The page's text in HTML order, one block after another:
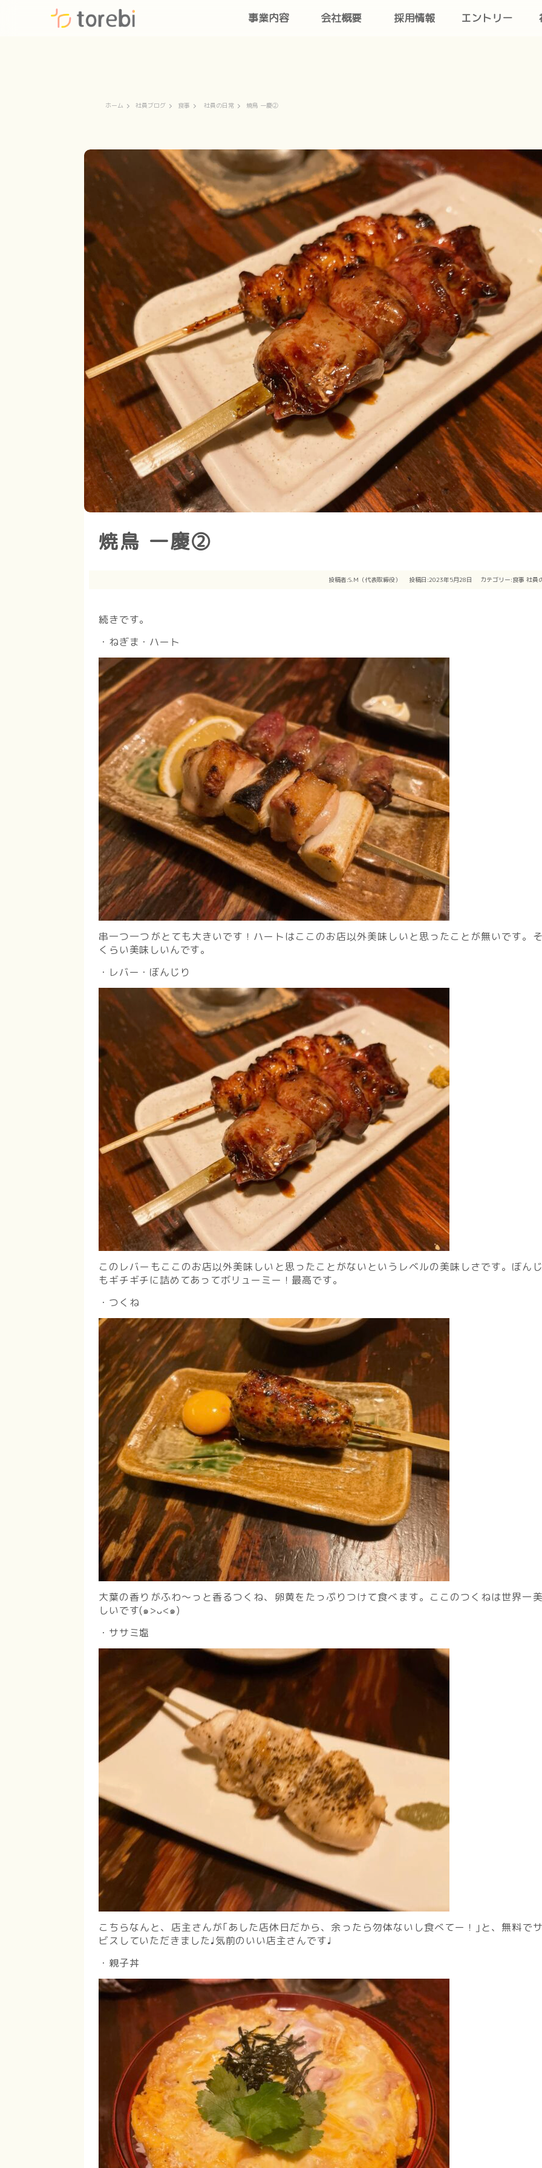
事業内容 会社概要 採用情報 エントリー
ホーム 社員ブログ 食事 社員の日常 焼鳥 一慶②
焼鳥 一慶②
投稿者:S.M（代表取締役） 投稿日:2023年5月28日 カテゴリー:食事 社員
続きです。
・ねぎま・ハート
串一つ一つがとても大きいです！ハートはここのお店以外美味しいと思ったことが無いです。
くらい美味しいんです。
・レバー・ぼんじり
このレバーもここのお店以外美味しいと思ったことがないというレベルの美味しさです。ぼん
もギチギチに詰めてあってボリューミー！最高です。
・つくね
大葉の香りがふわ〜っと香るつくね、卵黄をたっぷりつけて食べます。ここのつくねは世界一
しいです(๑>ᴗ<๑)
・ササミ塩
こちらなんと、店主さんが｢あした店休日だから、余ったら勿体ないし食べてー！｣と、無料で
ビスしていただきました♩気前のいい店主さんです♩
・親子丼